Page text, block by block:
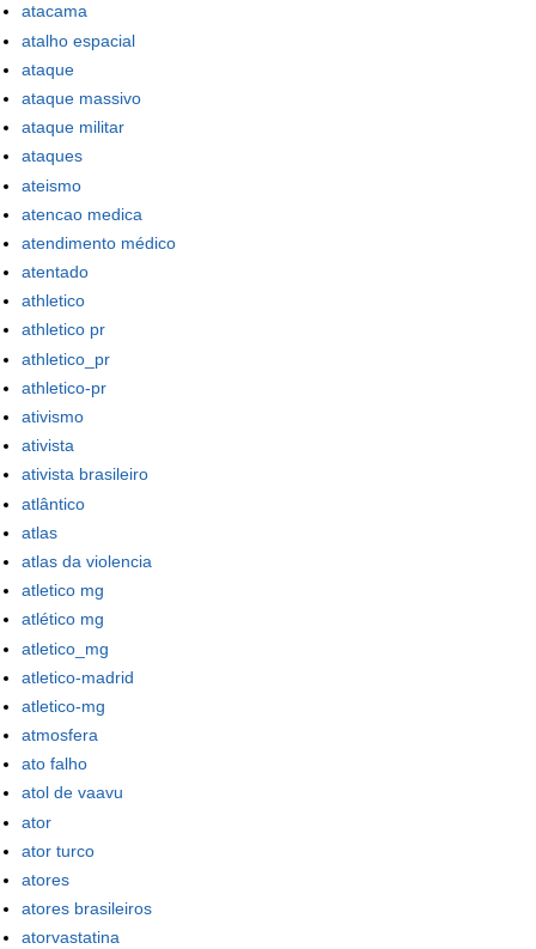
atacama
atalho espacial
ataque
ataque massivo
ataque militar
ataques
ateismo
atencao medica
atendimento médico
atentado
athletico
athletico pr
athletico_pr
athletico-pr
ativismo
ativista
ativista brasileiro
atlântico
atlas
atlas da violencia
atletico mg
atlético mg
atletico_mg
atletico-madrid
atletico-mg
atmosfera
ato falho
atol de vaavu
ator
ator turco
atores
atores brasileiros
atorvastatina